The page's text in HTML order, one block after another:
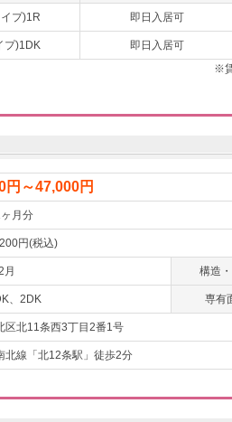
プ)1R 即日入居可
プ)1DK
即日入居可
※
円～47,000円
月分
円(税込)
月 構造
、2DK 専有
区北11条西3丁目2番1号
北線「北12条駅」徒歩2分